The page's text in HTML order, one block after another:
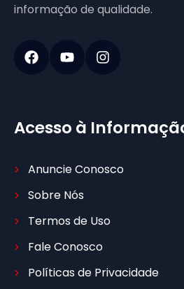
informação de qualidade.
Acesso à
Anuncie Conosco
Sobre Nós
Termos de Uso
Fale Conosco
Políticas de Privacidade